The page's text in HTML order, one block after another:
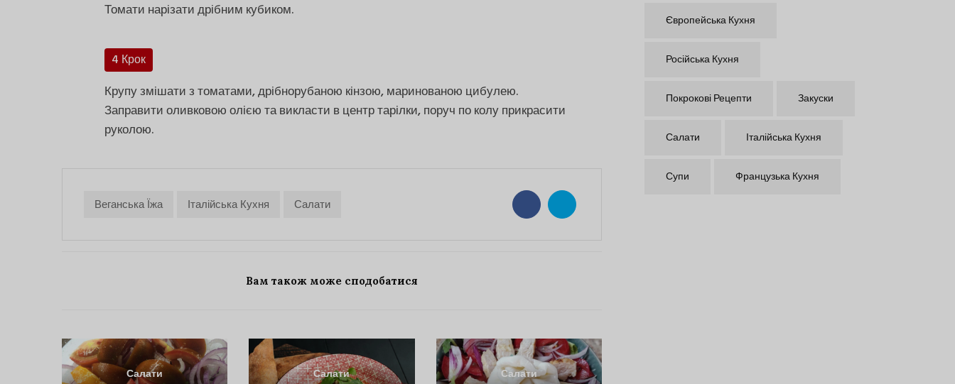
Томати нарізати дрібним кубиком.
4 Крок
Крупу змішати з томатами, дрібнорубаною кінзою, маринованою цибулею.
Заправити оливковою олією та викласти в центр тарілки, поруч по колу прикрасити
руколою.
Веганська Їжа Італійська Кухня Салати
Вам також може сподобатися
Салати Салати Салати
Європейська Кухня
Російська Кухня
Покрокові Рецепти Закуски
Салати Італійська Кухня
Супи Французька Кухня